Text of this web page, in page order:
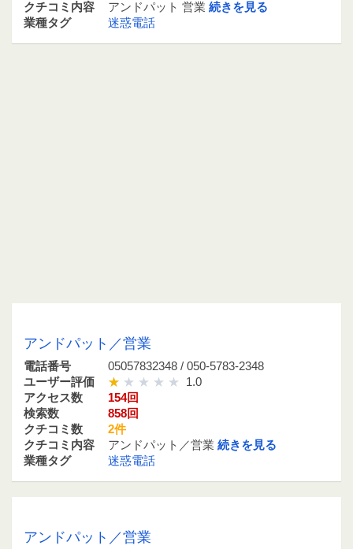
クチコミ内容
アンドパット 営業 続きを見る
業種タグ
迷惑電話
アンドパット／営業
電話番号
05057832348 / 050-5783-2348
ユーザー評価
1.0
アクセス数
154回
検索数
858回
クチコミ数
2件
クチコミ内容
アンドパット／営業 続きを見る
業種タグ
迷惑電話
アンドパット／営業